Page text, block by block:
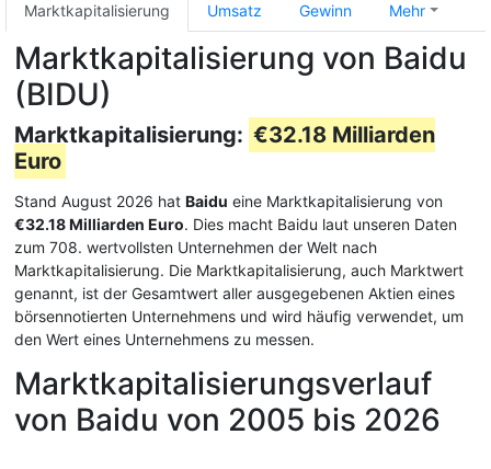
Marktkapitalisierung Umsatz Gewinn Mehr
Marktkapitalisierung von Baidu
(BIDU)
Marktkapitalisierung: €32.18 Milliarden
Euro
Stand August 2026 hat Baidu eine Marktkapitalisierung von
€32.18 Milliarden Euro. Dies macht Baidu laut unseren Daten
zum 708. wertvollsten Unternehmen der Welt nach
Marktkapitalisierung. Die Marktkapitalisierung, auch Marktwert
genannt, ist der Gesamtwert aller ausgegebenen Aktien eines
börsennotierten Unternehmens und wird häufig verwendet, um
den Wert eines Unternehmens zu messen.
Marktkapitalisierungsverlauf
von Baidu von 2005 bis 2026